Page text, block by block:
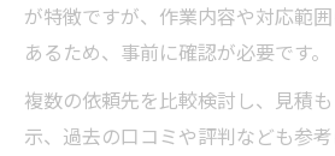
が特徴ですが、作業内容や対応範
あるため、事前に確認が必要です。
複数の依頼先を比較検討し、見積
示、過去の口コミや評判なども参考